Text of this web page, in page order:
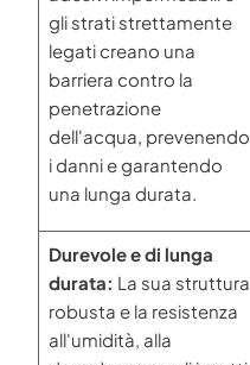
gli strati strettamente
legati creano una
barriera contro la
penetrazione
dell'acqua, prevenendo
i danni e garantendo
una lunga durata.
Durevole e di lunga
durata: La sua struttura
robusta e la resistenza
all'umidità, alla